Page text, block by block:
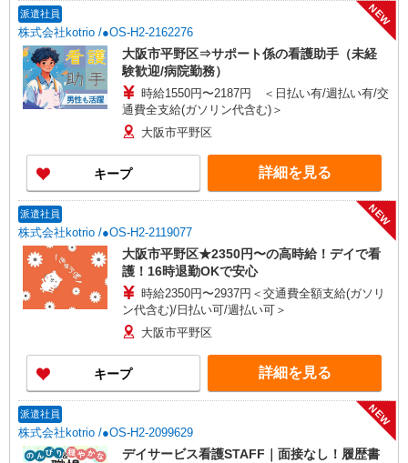
派遣社員
株式会社kotrio /●OS-H2-2162276
NEW
大阪市平野区⇒サポート係の看護助手（未経
験歓迎/病院勤務）
時給1550円〜2187円 ＜日払い有/週払い有/交
通費全支給(ガソリン代含む)＞
大阪市平野区
キープ 詳細を見る
派遣社員
株式会社kotrio /●OS-H2-2119077
NEW
大阪市平野区★2350円〜の高時給！デイで看
護！16時退勤OKで安心
時給2350円〜2937円＜交通費全額支給(ガソリ
ン代含む)/日払い可/週払い可＞
大阪市平野区
キープ 詳細を見る
派遣社員
株式会社kotrio /●OS-H2-2099629
NEW
デイサービス看護STAFF｜面接なし！履歴書